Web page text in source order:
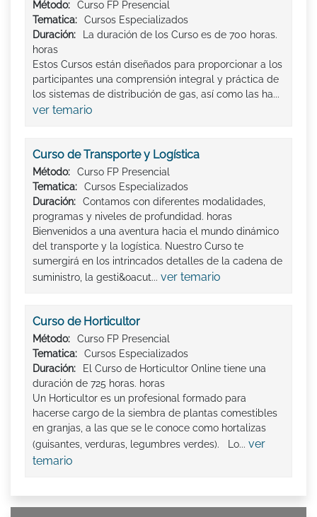
Método:
Curso FP Presencial
Tematica:
Cursos Especializados
Duración:
La duración de los Curso es de 700 horas.
horas
Estos Cursos están diseñados para proporcionar a los
participantes una comprensión integral y práctica de
los sistemas de distribución de gas, así como las ha...
ver temario
Curso de Transporte y Logística
Método:
Curso FP Presencial
Tematica:
Cursos Especializados
Duración:
Contamos con diferentes modalidades,
programas y niveles de profundidad. horas
Bienvenidos a una aventura hacia el mundo dinámico
del transporte y la logística. Nuestro Curso te
sumergirá en los intrincados detalles de la cadena de
suministro, la gesti&oacut... ver temario
Curso de Horticultor
Método:
Curso FP Presencial
Tematica:
Cursos Especializados
Duración:
El Curso de Horticultor Online tiene una
duración de 725 horas. horas
Un Horticultor es un profesional formado para
hacerse cargo de la siembra de plantas comestibles
en granjas, a las que se le conoce como hortalizas
(guisantes, verduras, legumbres verdes). Lo... ver
temario